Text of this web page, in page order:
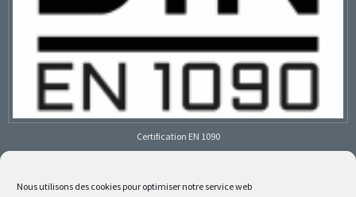
Nous utilisons des cookies pour optimiser notre service web
Certification EN 1090